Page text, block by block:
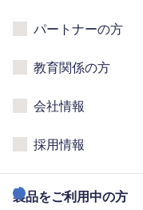
パートナーの方
教育関係の方
会社情報
採用情報
製品をご利用中の方